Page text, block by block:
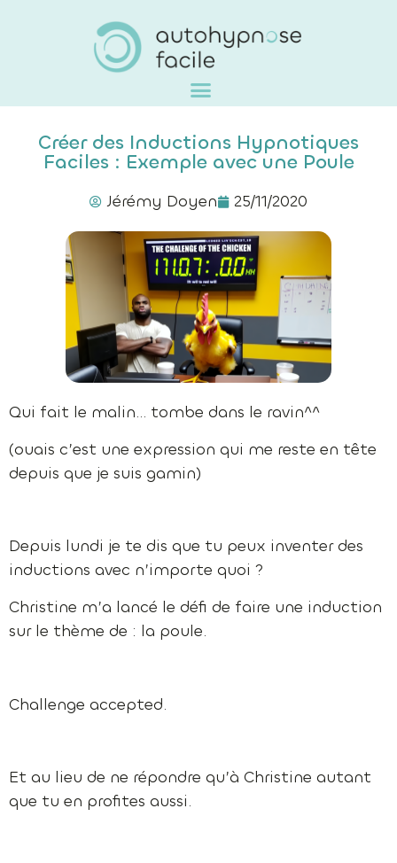
Créer des Inductions Hypnotiques
Faciles : Exemple avec une Poule
Jérémy Doyen 25/11/2020
Qui fait le malin… tombe dans le ravin^^
(ouais c’est une expression qui me reste en tête
depuis que je suis gamin)
Depuis lundi je te dis que tu peux inventer des
inductions avec n’importe quoi ?
Christine m’a lancé le défi de faire une induction
sur le thème de : la poule.
Challenge accepted.
Et au lieu de ne répondre qu’à Christine autant
que tu en profites aussi.